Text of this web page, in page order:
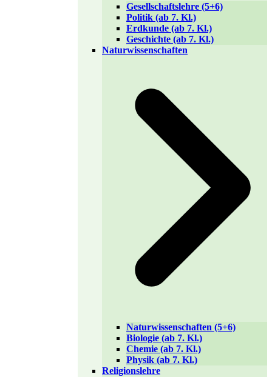
Gesellschaftslehre (5+6)
Politik (ab 7. Kl.)
Erdkunde (ab 7. Kl.)
Geschichte (ab 7. Kl.)
Naturwissenschaften
Naturwissenschaften (5+6)
Biologie (ab 7. Kl.)
Chemie (ab 7. Kl.)
Physik (ab 7. Kl.)
Religionslehre